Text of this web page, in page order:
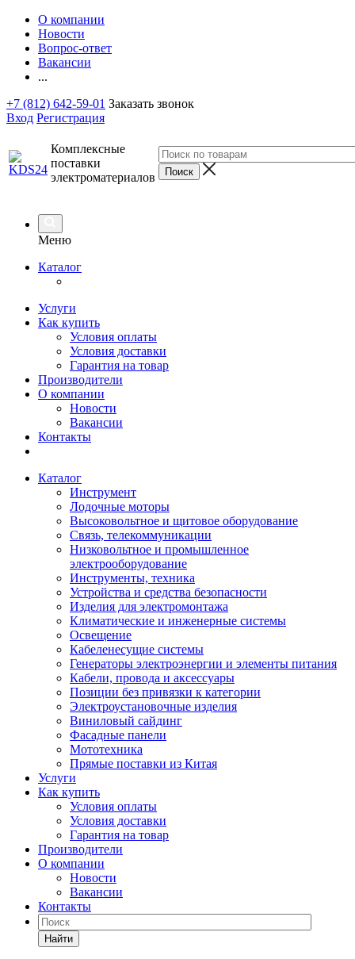
О компании
Новости
Вопрос-ответ
Вакансии
...
+7 (812) 642-59-01 Заказать звонок
Вход Регистрация
Комплексные
поставки
электроматериалов
Меню
Каталог
Услуги
Как купить
Условия оплаты
Условия доставки
Гарантия на товар
Производители
О компании
Новости
Вакансии
Контакты
Каталог
Инструмент
Лодочные моторы
Высоковольтное и щитовое оборудование
Связь, телекоммуникации
Низковольтное и промышленное
электрооборудование
Инструменты, техника
Устройства и средства безопасности
Изделия для электромонтажа
Климатические и инженерные системы
Освещение
Кабеленесущие системы
Генераторы электроэнергии и элементы питания
Кабели, провода и аксессуары
Позиции без привязки к категории
Электроустановочные изделия
Виниловый сайдинг
Фасадные панели
Мототехника
Прямые поставки из Китая
Услуги
Как купить
Условия оплаты
Условия доставки
Гарантия на товар
Производители
О компании
Новости
Вакансии
Контакты
Найти